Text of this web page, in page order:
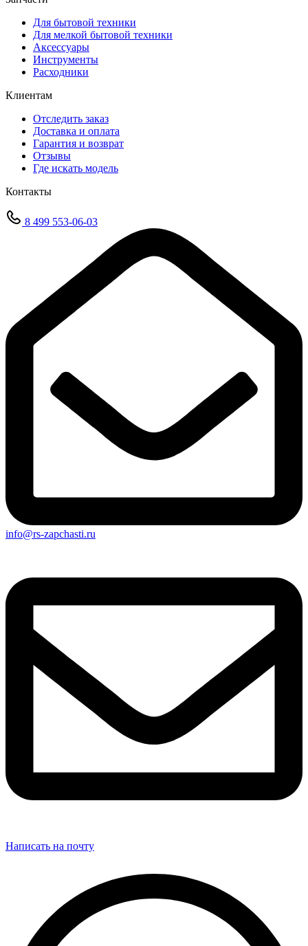
Для бытовой техники
Для мелкой бытовой техники
Аксессуары
Инструменты
Расходники
Клиентам
Отследить заказ
Доставка и оплата
Гарантия и возврат
Отзывы
Где искать модель
Контакты
8 499 553-06-03
info@rs-zapchasti.ru
Написать на почту